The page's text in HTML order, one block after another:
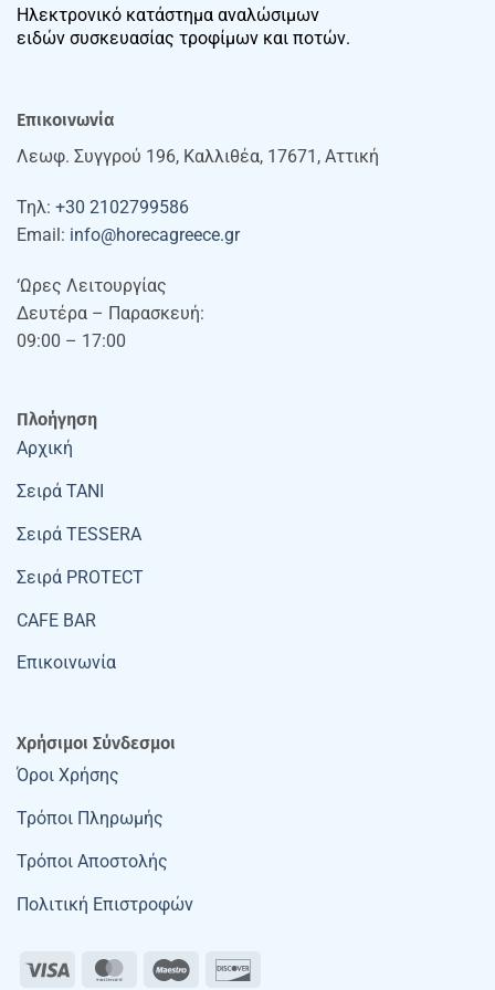
Ηλεκτρονικό κατάστημα αναλώσιμων
ειδών συσκευασίας τροφίμων και ποτών.
Επικοινωνία
Λεωφ. Συγγρού 196, Καλλιθέα, 17671, Αττική
Τηλ: +30 2102799586
Email: info@horecagreece.gr
‘Ωρες Λειτουργίας
Δευτέρα – Παρασκευή:
09:00 – 17:00
Πλοήγηση
Αρχική
Σειρά TANI
Σειρά TESSERA
Σειρά PROTECT
CAFE BAR
Επικοινωνία
Χρήσιμοι Σύνδεσμοι
Όροι Χρήσης
Τρόποι Πληρωμής
Τρόποι Αποστολής
Πολιτική Επιστροφών
Visa MasterCardMaestro